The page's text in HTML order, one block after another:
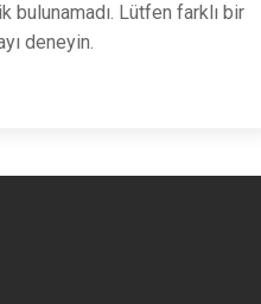
bulunamadı. Lütfen farklı bir
deneyin.